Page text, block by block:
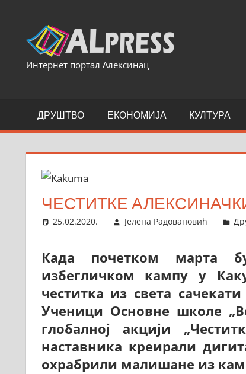
content
Интернет портал Алексинац
ДРУШТВО ЕКОНОМИЈА КУЛТУРА
ЧЕСТИТКЕ
25.02.2020. Јелена Радовановић
Када почетком марта
избегличком кампу у
честитка из света
Ученици Основне школе
глобалној акцији
наставника креирали
охрабрили малишане из